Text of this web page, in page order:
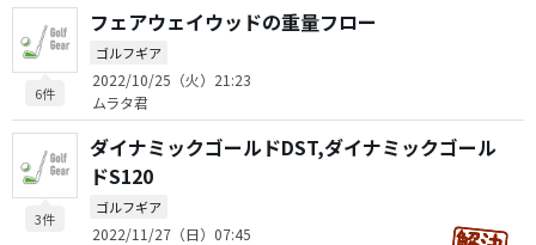
6件
フェアウェイウッドの重量フロー
ゴルフギア
2022/10/25（火）21:23
ムラタ君
3件
ダイナミックゴールドDST,ダイナミックゴール
ドS120
ゴルフギア
2022/11/27（日）07:45